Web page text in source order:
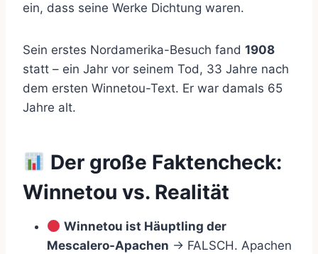
ein, dass seine Werke Dichtung waren.
Sein erstes Nordamerika-Besuch fand 1908
statt – ein Jahr vor seinem Tod, 33 Jahre nach
dem ersten Winnetou-Text. Er war damals 65
Jahre alt.
Der große Faktencheck:
Winnetou vs. Realität
Winnetou ist Häuptling der
Mescalero-Apachen → FALSCH. Apachen